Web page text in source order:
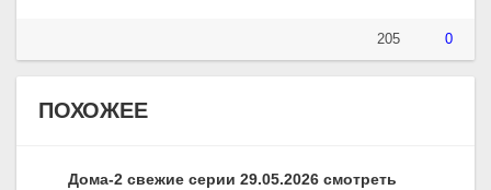
205 0
ПОХОЖЕЕ
Дома-2 свежие серии 29.05.2026 смотреть